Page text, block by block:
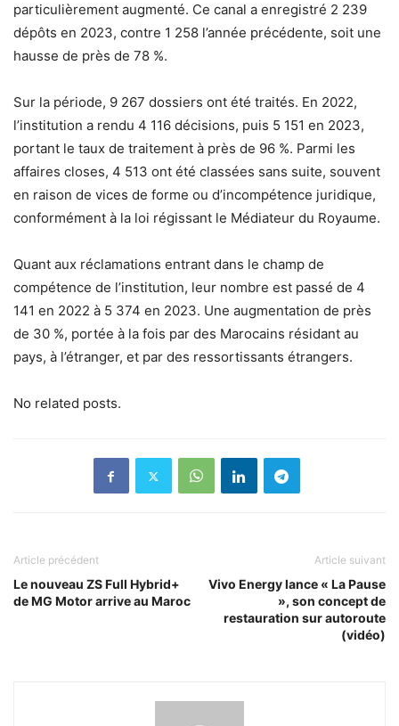
particulièrement augmenté. Ce canal a enregistré 2 239
dépôts en 2023, contre 1 258 l’année précédente, soit une
hausse de près de 78 %.
Sur la période, 9 267 dossiers ont été traités. En 2022,
l’institution a rendu 4 116 décisions, puis 5 151 en 2023,
portant le taux de traitement à près de 96 %. Parmi les
affaires closes, 4 513 ont été classées sans suite, souvent
en raison de vices de forme ou d’incompétence juridique,
conformément à la loi régissant le Médiateur du Royaume.
Quant aux réclamations entrant dans le champ de
compétence de l’institution, leur nombre est passé de 4
141 en 2022 à 5 374 en 2023. Une augmentation de près
de 30 %, portée à la fois par des Marocains résidant au
pays, à l’étranger, et par des ressortissants étrangers.
No related posts.
Article précédent
Le nouveau ZS Full Hybrid+
de MG Motor arrive au Maroc
Article suivant
Vivo Energy lance « La Pause
», son concept de
restauration sur autoroute
(vidéo)